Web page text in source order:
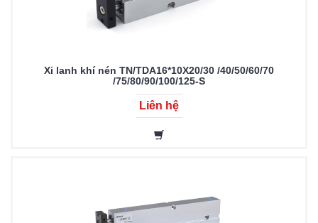
Xi lanh khí nén TN/TDA16*10X20/30 /40/50/60/70
/75/80/90/100/125-S
Liên hệ